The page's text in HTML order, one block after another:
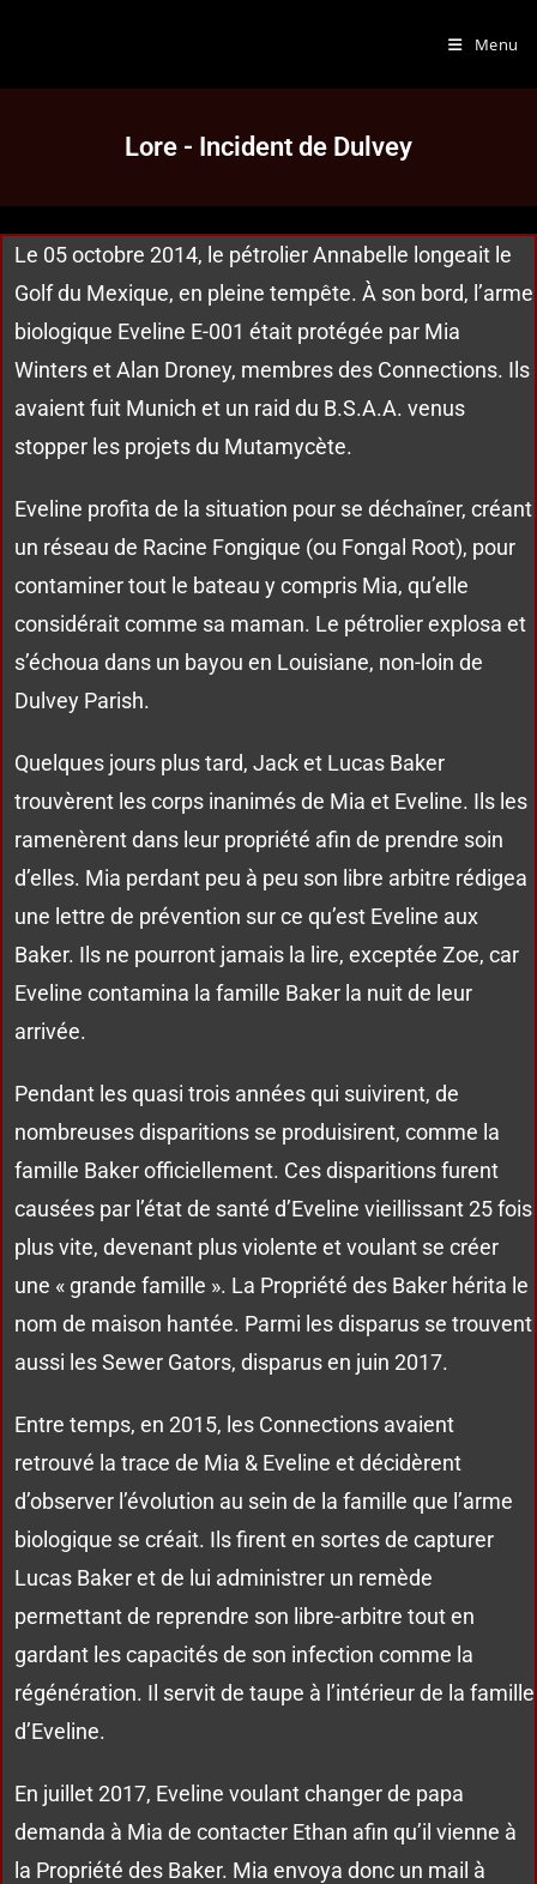
Menu
Lore - Incident de Dulvey
Le 05 octobre 2014, le pétrolier Annabelle longeait le
Golf du Mexique, en pleine tempête. À son bord, l’arme
biologique Eveline E-001 était protégée par Mia
Winters et Alan Droney, membres des Connections. Ils
avaient fuit Munich et un raid du B.S.A.A. venus
stopper les projets du Mutamycète.
Eveline profita de la situation pour se déchaîner, créant
un réseau de Racine Fongique (ou Fongal Root), pour
contaminer tout le bateau y compris Mia, qu’elle
considérait comme sa maman. Le pétrolier explosa et
s’échoua dans un bayou en Louisiane, non-loin de
Dulvey Parish.
Quelques jours plus tard, Jack et Lucas Baker
trouvèrent les corps inanimés de Mia et Eveline. Ils les
ramenèrent dans leur propriété afin de prendre soin
d’elles. Mia perdant peu à peu son libre arbitre rédigea
une lettre de prévention sur ce qu’est Eveline aux
Baker. Ils ne pourront jamais la lire, exceptée Zoe, car
Eveline contamina la famille Baker la nuit de leur
arrivée.
Pendant les quasi trois années qui suivirent, de
nombreuses disparitions se produisirent, comme la
famille Baker officiellement. Ces disparitions furent
causées par l’état de santé d’Eveline vieillissant 25 fois
plus vite, devenant plus violente et voulant se créer
une « grande famille ». La Propriété des Baker hérita le
nom de maison hantée. Parmi les disparus se trouvent
aussi les Sewer Gators, disparus en juin 2017.
Entre temps, en 2015, les Connections avaient
retrouvé la trace de Mia & Eveline et décidèrent
d’observer l’évolution au sein de la famille que l’arme
biologique se créait. Ils firent en sortes de capturer
Lucas Baker et de lui administrer un remède
permettant de reprendre son libre-arbitre tout en
gardant les capacités de son infection comme la
régénération. Il servit de taupe à l’intérieur de la famille
d’Eveline.
En juillet 2017, Eveline voulant changer de papa
demanda à Mia de contacter Ethan afin qu’il vienne à
la Propriété des Baker. Mia envoya donc un mail à